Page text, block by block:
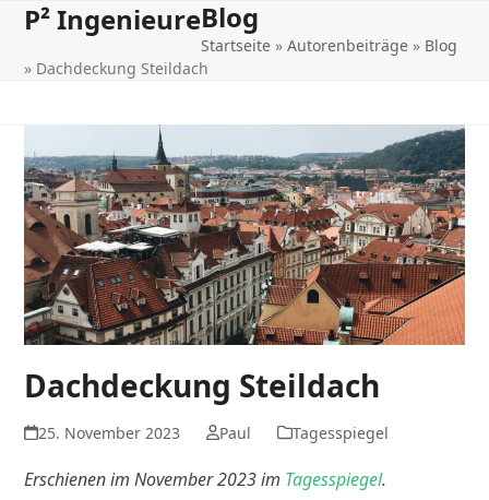
Skip
content
P² Ingenieure
Open
Close
Blog
Startseite »Autorenbeiträge » Blog
» Dachdeckung Steildach
Dachdeckung Steildach
25. November 2023 Paul Tagesspiegel
Erschienen im November 2023 im Tagesspiegel.